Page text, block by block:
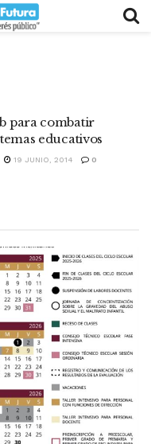
para combatir
educativos
19 JUNIO, 2014 0